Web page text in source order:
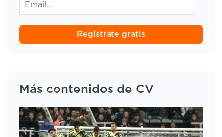
Regístrate gratis
Más contenidos de CV